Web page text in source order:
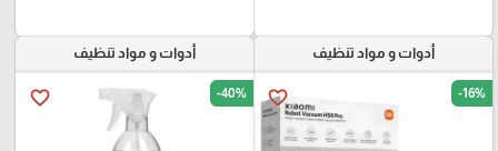
أدوات و مواد تنظيف
favorite_border -16%
أدوات و مواد تنظيف
favorite_border -40%